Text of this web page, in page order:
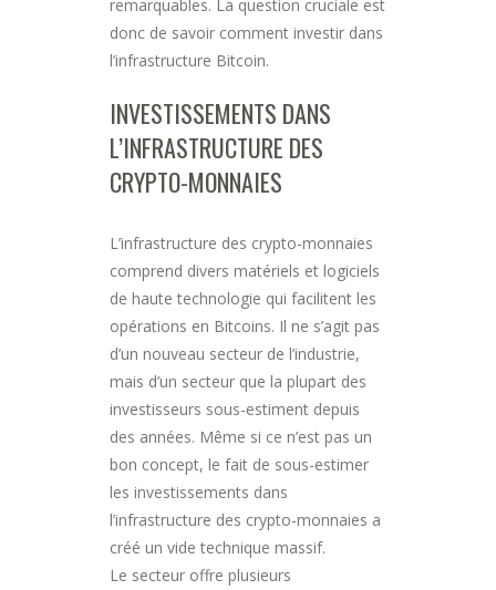
remarquables. La question cruciale est
donc de savoir comment investir dans
l’infrastructure Bitcoin.
INVESTISSEMENTS DANS
L’INFRASTRUCTURE DES
CRYPTO-MONNAIES
L’infrastructure des crypto-monnaies
comprend divers matériels et logiciels
de haute technologie qui facilitent les
opérations en Bitcoins. Il ne s’agit pas
d’un nouveau secteur de l’industrie,
mais d’un secteur que la plupart des
investisseurs sous-estiment depuis
des années. Même si ce n’est pas un
bon concept, le fait de sous-estimer
les investissements dans
l’infrastructure des crypto-monnaies a
créé un vide technique massif.
Le secteur offre plusieurs